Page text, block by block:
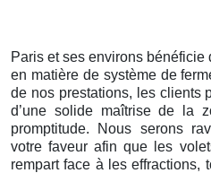
Paris et ses environs
en matière de système de
de nos prestations, les clients
d’une solide maîtrise de la
promptitude. Nous serons
votre faveur afin que les
rempart face à les effractions,